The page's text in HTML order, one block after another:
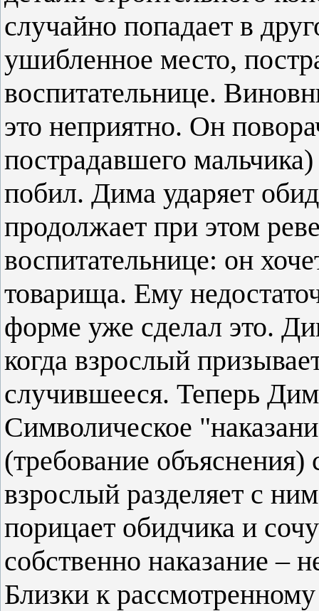
случайно попадает в
ушибленное место,
воспитательнице.
это неприятно. Он
пострадавшего
побил. Дима ударяет
продолжает при этом
воспитательнице: он
товарища. Ему
форме уже сделал это.
когда взрослый
случившееся. Теперь
Символическое
(требование
взрослый разделяет с
порицает обидчика и
собственно наказание –
Близки к